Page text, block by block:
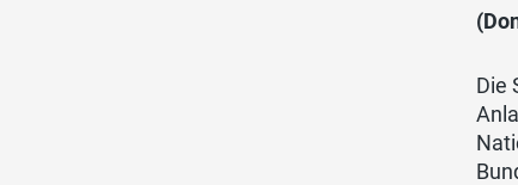
Die